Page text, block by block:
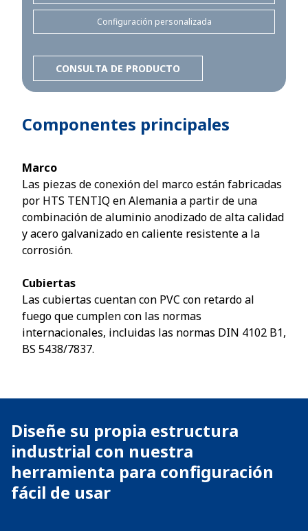
Configuración personalizada
CONSULTA DE PRODUCTO
Componentes principales
Marco
Las piezas de conexión del marco están fabricadas
por HTS TENTIQ en Alemania a partir de una
combinación de aluminio anodizado de alta calidad
y acero galvanizado en caliente resistente a la
corrosión.
Cubiertas
Las cubiertas cuentan con PVC con retardo al
fuego que cumplen con las normas
internacionales, incluidas las normas DIN 4102 B1,
BS 5438/7837.
Diseñe su propia estructura
industrial con nuestra
herramienta para configuración
fácil de usar